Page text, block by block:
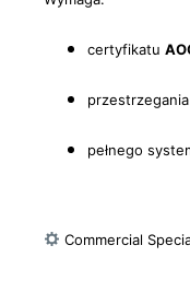
certyfikatu
pełnego
Commercial